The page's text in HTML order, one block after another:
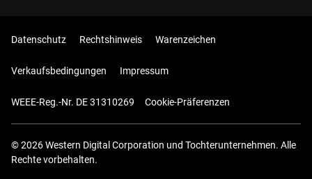
Datenschutz Rechtshinweis Warenzeichen
Verkaufsbedingungen Impressum
WEEE-Reg.-Nr. DE 31310269 Cookie-Präferenzen
© 2026 Western Digital Corporation und Tochterunternehmen. Alle
Rechte vorbehalten.